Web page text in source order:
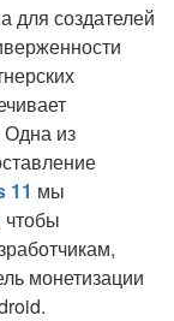
для создателей
Одна из
11 мы
чтобы
монетизации